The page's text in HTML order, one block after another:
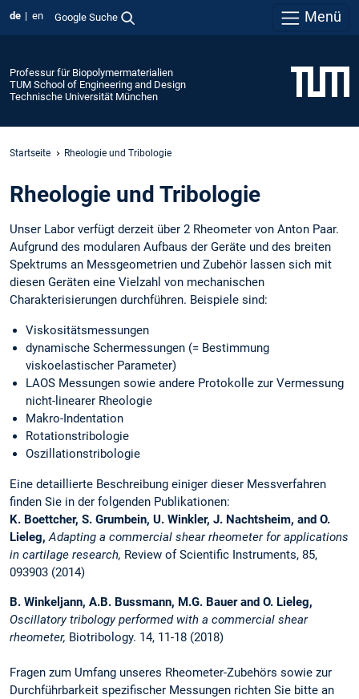
de en Google Suche Menü
Professur für Biopolymermaterialien
TUM School of Engineering and Design
Technische Universität München
Startseite Rheologie und Tribologie
Rheologie und Tribologie
Unser Labor verfügt derzeit über 2 Rheometer von Anton Paar.
Aufgrund des modularen Aufbaus der Geräte und des breiten
Spektrums an Messgeometrien und Zubehör lassen sich mit
diesen Geräten eine Vielzahl von mechanischen
Charakterisierungen durchführen. Beispiele sind:
Viskositätsmessungen
dynamische Schermessungen (= Bestimmung
viskoelastischer Parameter)
LAOS Messungen sowie andere Protokolle zur Vermessung
nicht-linearer Rheologie
Makro-Indentation
Rotationstribologie
Oszillationstribologie
Eine detaillierte Beschreibung einiger dieser Messverfahren
finden Sie in der folgenden Publikationen:
K. Boettcher, S. Grumbein, U. Winkler, J. Nachtsheim, and O.
Lieleg, Adapting a commercial shear rheometer for applications
in cartilage research, Review of Scientific Instruments, 85,
093903 (2014)
B. Winkeljann, A.B. Bussmann, M.G. Bauer and O. Lieleg,
Oscillatory tribology performed with a commercial shear
rheometer, Biotribology. 14, 11-18 (2018)
Fragen zum Umfang unseres Rheometer-Zubehörs sowie zur
Durchführbarkeit spezifischer Messungen richten Sie bitte an